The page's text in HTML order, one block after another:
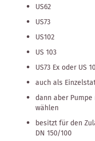
US62
US73
US102
US 103
US73 Ex oder US
auch als
dann aber
wählen
besitzt für den
DN 150/100